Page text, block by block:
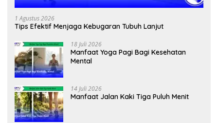
1 Agustus 2026
Tips Efektif Menjaga Kebugaran Tubuh Lanjut
18 Juli 2026
Manfaat Yoga Pagi Bagi Kesehatan
Mental
14 Juli 2026
Manfaat Jalan Kaki Tiga Puluh Menit